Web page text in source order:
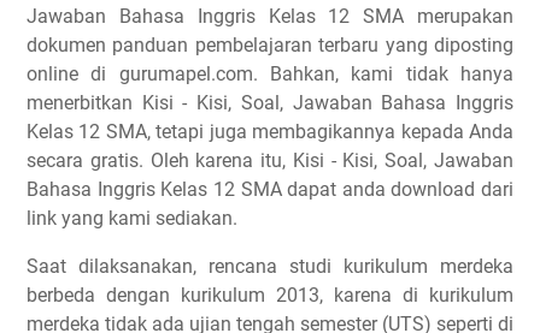
Jawaban Bahasa Inggris Kelas 12 SMA merupakan
dokumen panduan pembelajaran terbaru yang diposting
online di gurumapel.com. Bahkan, kami tidak hanya
menerbitkan Kisi - Kisi, Soal, Jawaban Bahasa Inggris
Kelas 12 SMA, tetapi juga membagikannya kepada Anda
secara gratis. Oleh karena itu, Kisi - Kisi, Soal, Jawaban
Bahasa Inggris Kelas 12 SMA dapat anda download dari
link yang kami sediakan.
Saat dilaksanakan, rencana studi kurikulum merdeka
berbeda dengan kurikulum 2013, karena di kurikulum
merdeka tidak ada ujian tengah semester (UTS) seperti di